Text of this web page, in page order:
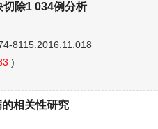
除1 034例分析
8115.2016.11.018
)
相关性研究